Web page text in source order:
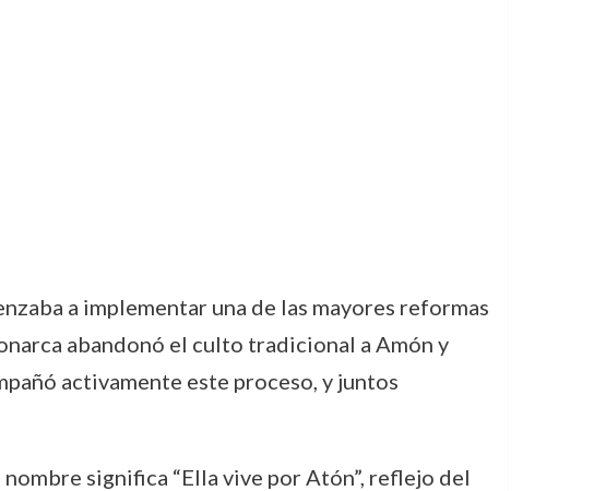
a implementar una de las mayores reformas
abandonó el culto tradicional a Amón y
activamente este proceso, y juntos
significa “Ella vive por Atón”, reflejo del